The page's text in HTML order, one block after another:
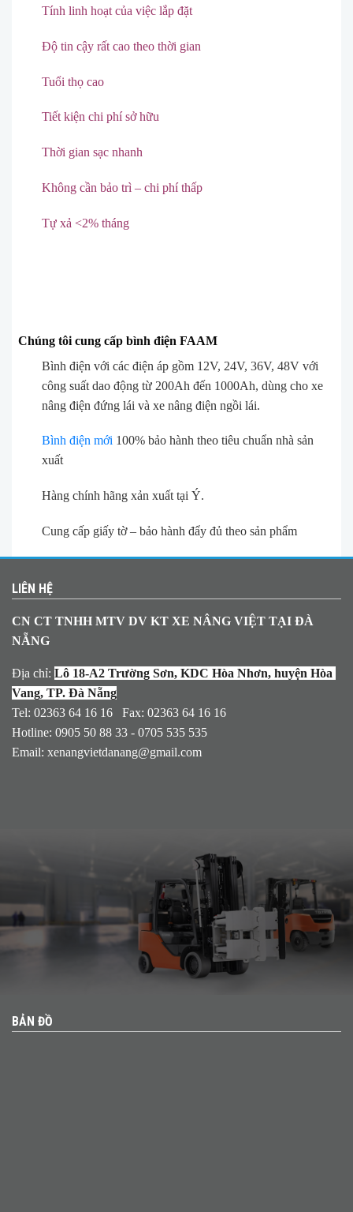
Tính linh hoạt của việc lắp đặt
Độ tin cậy rất cao theo thời gian
Tuổi thọ cao
Tiết kiện chi phí sở hữu
Thời gian sạc nhanh
Không cần bảo trì – chi phí thấp
Tự xả <2% tháng
Chúng tôi cung cấp bình điện FAAM
Bình điện với các điện áp gồm 12V, 24V, 36V, 48V với
công suất dao động từ 200Ah đến 1000Ah, dùng cho xe
nâng điện đứng lái và xe nâng điện ngồi lái.
Bình điện mới 100% bảo hành theo tiêu chuẩn nhà sản
xuất
Hàng chính hãng xản xuất tại Ý.
Cung cấp giấy tờ – bảo hành đẩy đủ theo sản phẩm
LIÊN HỆ
CN CT TNHH MTV DV KT XE NÂNG VIỆT TẠI ĐÀ
NẴNG
Địa chỉ: Lô 18-A2 Trường Sơn, KDC Hòa Nhơn, huyện Hòa
Vang, TP. Đà Nẵng
Tel: 02363 64 16 16 Fax: 02363 64 16 16
Hotline: 0905 50 88 33 - 0705 535 535
Email: xenangvietdanang@gmail.com
BẢN ĐỒ